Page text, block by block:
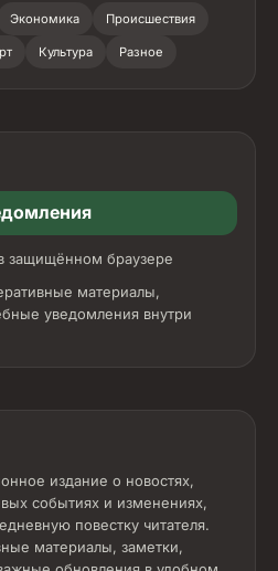
Экономика Происшествия
Культура Разное
защищённом браузере
материалы,
уведомления внутри
издание о новостях,
событиях и изменениях,
повестку читателя.
материалы, заметки,